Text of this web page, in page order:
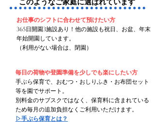
​このようなご家庭に選ばれています
お仕事のシフトに合わせて預けたい方
365日開園3施設あり！他の施設も祝日、お盆、年末
年始開園しています。
​（利用がない場合は、閉園）
毎日の荷物や登園準備を少しでも楽にしたい方
​手ぶら保育で、おむつ・おしりふき・お布団セット
等を園でサポート。
​別料金のサブスクではなく、保育料に含まれている
ため毎月の追加負担なくご利用いただけます。
​▷手ぶら保育とは？